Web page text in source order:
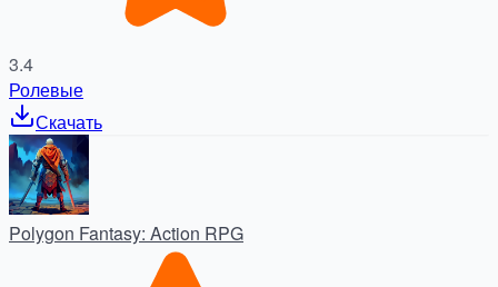
3.4
Ролевые
Скачать
Polygon Fantasy: Action RPG